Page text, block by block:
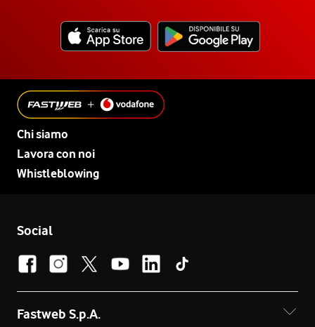
Chi siamo
Lavora con noi
Whistleblowing
Social
Fastweb S.p.A.